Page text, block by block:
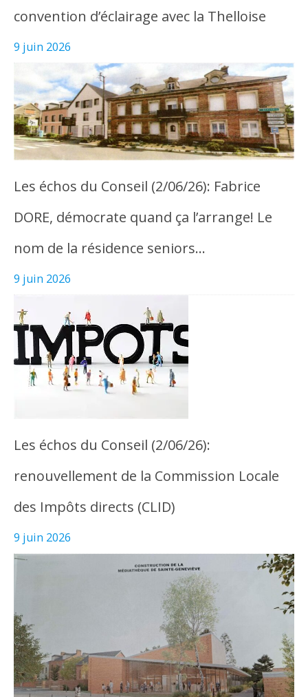
convention d’éclairage avec la Thelloise
9 juin 2026
Les échos du Conseil (2/06/26): Fabrice
DORE, démocrate quand ça l’arrange! Le
nom de la résidence seniors…
9 juin 2026
Les échos du Conseil (2/06/26):
renouvellement de la Commission Locale
des Impôts directs (CLID)
9 juin 2026